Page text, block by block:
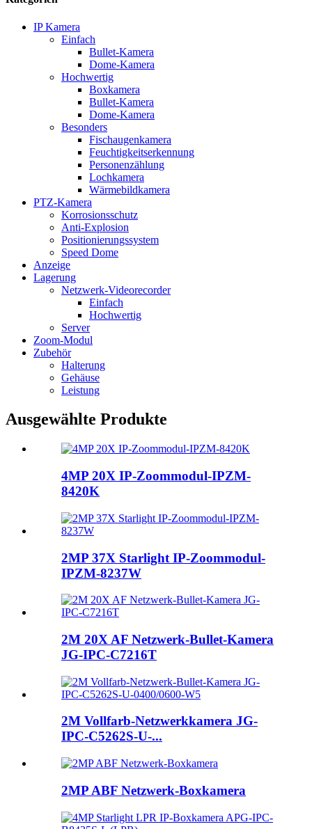
IP Kamera
Einfach
Bullet-Kamera
Dome-Kamera
Hochwertig
Boxkamera
Bullet-Kamera
Dome-Kamera
Besonders
Fischaugenkamera
Feuchtigkeitserkennung
Personenzählung
Lochkamera
Wärmebildkamera
PTZ-Kamera
Korrosionsschutz
Anti-Explosion
Positionierungssystem
Speed ​​Dome
Anzeige
Lagerung
Netzwerk-Videorecorder
Einfach
Hochwertig
Server
Zoom-Modul
Zubehör
Halterung
Gehäuse
Leistung
Ausgewählte Produkte
4MP 20X IP-Zoommodul-IPZM-
8420K
2MP 37X Starlight IP-Zoommodul-
IPZM-8237W
2M 20X AF Netzwerk-Bullet-Kamera
JG-IPC-C7216T
2M Vollfarb-Netzwerkkamera JG-
IPC-C5262S-U-...
2MP ABF Netzwerk-Boxkamera